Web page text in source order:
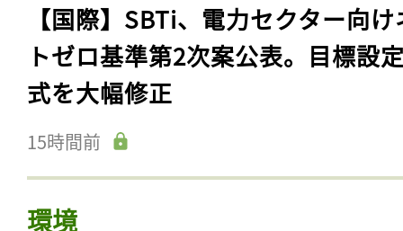
【国際】SBTi、電力セクター向
トゼロ基準第2次案公表。目標設
式を大幅修正
15時間前
環境